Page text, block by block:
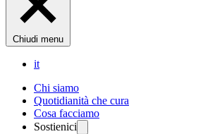
Chiudi menu
it
Chi siamo
Quotidianità che cura
Cosa facciamo
Sostienici